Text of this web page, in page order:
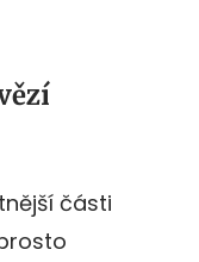
části